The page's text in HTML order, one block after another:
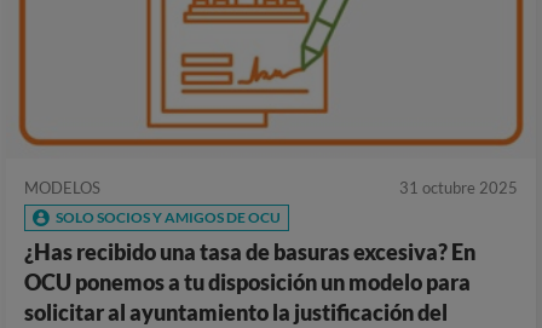
MODELOS 31 octubre 2025
SOLO SOCIOS Y AMIGOS DE OCU
¿Has recibido una tasa de basuras excesiva? En
OCU ponemos a tu disposición un modelo para
solicitar al ayuntamiento la justificación del